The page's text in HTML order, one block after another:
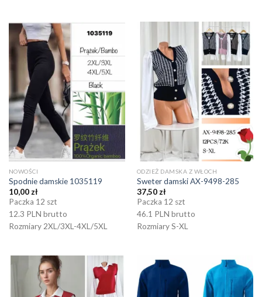
NOWOŚCI
Spodnie damskie 1035119
10,00zł
Paczka 12 szt
12.3 PLN brutto
Rozmiary 2XL/3XL-4XL/5XL
ODZIEŻ DAMSKA Z WŁOCH
Sweter damski AX-9498-285
37,50zł
Paczka 12 szt
46.1 PLN brutto
Rozmiary S-XL